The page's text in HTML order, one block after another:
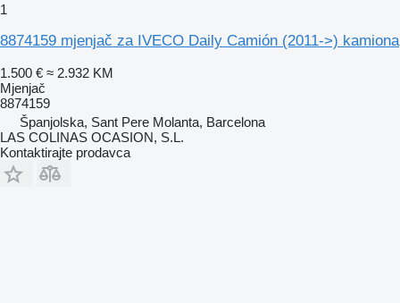
1
8874159 mjenjač za IVECO Daily Camión (2011->) kamiona
1.500 € ≈ 2.932 KM
Mjenjač
8874159
Španjolska, Sant Pere Molanta, Barcelona
LAS COLINAS OCASION, S.L.
Kontaktirajte prodavca